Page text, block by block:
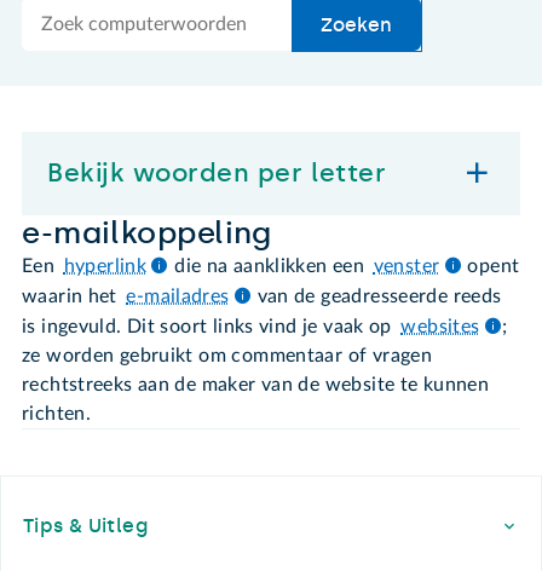
Zoek
Zoeken
Bekijk woorden per letter
e-mailkoppeling
Een hyperlink die na aanklikken een venster
opent
waarin het e-mailadres
van de geadresseerde reeds
is ingevuld. Dit soort links vind je vaak op websites
;
ze worden gebruikt om commentaar of vragen
rechtstreeks aan de maker van de website te kunnen
richten.
Tips & Uitleg